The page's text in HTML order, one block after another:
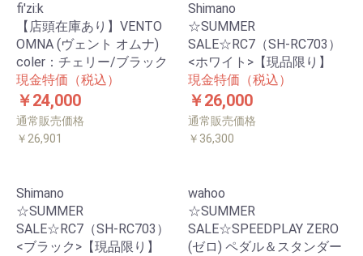
fi'zi:k
【店頭在庫あり】VENTO
OMNA (ヴェント オムナ)
coler：チェリー/ブラック
現金特価（税込）
￥24,000
通常販売価格
￥26,901
Shimano
☆SUMMER
SALE☆RC7（SH-RC703）
<ホワイト>【現品限り】
現金特価（税込）
￥26,000
通常販売価格
￥36,300
Shimano
☆SUMMER
SALE☆RC7（SH-RC703）
<ブラック>【現品限り】
wahoo
☆SUMMER
SALE☆SPEEDPLAY ZERO
(ゼロ) ペダル＆スタンダー